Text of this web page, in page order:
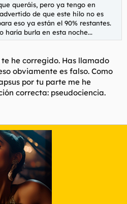
queráis, pero ya tengo en
de que este hilo no es
eso ya están el 90% restantes.
haría burla en esta noche...
he corregido. Has llamado
obviamente es falso. Como
por tu parte me he
correcta: pseudociencia.